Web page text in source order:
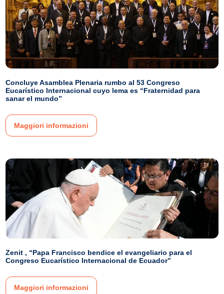
Concluye Asamblea Plenaria rumbo al 53 Congreso
Eucarístico Internacional cuyo lema es “Fraternidad para
sanar el mundo”
Maggiori informazioni
Zenit , “Papa Francisco bendice el evangeliario para el
Congreso Eucarístico Internacional de Ecuador”
Maggiori informazioni